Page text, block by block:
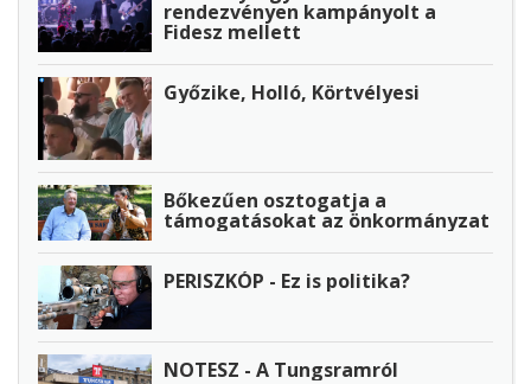
rendezvényen kampányolt a
Fidesz mellett
Győzike, Holló, Körtvélyesi
Bőkezűen osztogatja a
támogatásokat az önkormányzat
PERISZKÓP - Ez is politika?
NOTESZ - A Tungsramról